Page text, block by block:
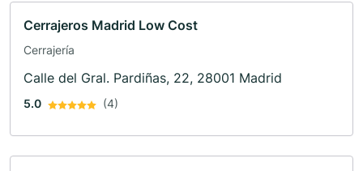
Cerrajeros Madrid Low Cost
Cerrajería
Calle del Gral. Pardiñas, 22, 28001 Madrid
5.0 (4)